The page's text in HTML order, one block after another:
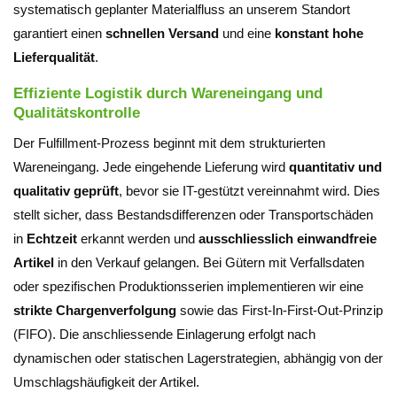
systematisch geplanter Materialfluss an unserem Standort
garantiert einen schnellen Versand und eine konstant hohe
Lieferqualität.
Effiziente Logistik durch Wareneingang und
Qualitätskontrolle
Der Fulfillment-Prozess beginnt mit dem strukturierten
Wareneingang. Jede eingehende Lieferung wird quantitativ und
qualitativ geprüft, bevor sie IT-gestützt vereinnahmt wird. Dies
stellt sicher, dass Bestandsdifferenzen oder Transportschäden
in Echtzeit erkannt werden und ausschliesslich einwandfreie
Artikel in den Verkauf gelangen. Bei Gütern mit Verfallsdaten
oder spezifischen Produktionsserien implementieren wir eine
strikte Chargenverfolgung sowie das First-In-First-Out-Prinzip
(FIFO). Die anschliessende Einlagerung erfolgt nach
dynamischen oder statischen Lagerstrategien, abhängig von der
Umschlagshäufigkeit der Artikel.